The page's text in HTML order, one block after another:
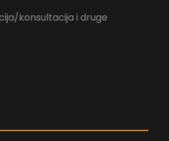
konsultacija i druge